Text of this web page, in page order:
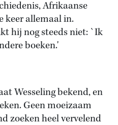
Afrikaanse
keer allemaal in.
hij nog steeds niet: `Ik
boeken.'
Wesseling bekend, en
Geen moeizaam
zoeken heel vervelend